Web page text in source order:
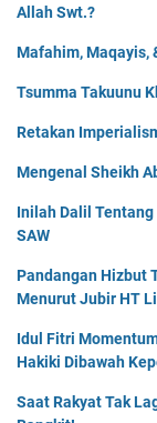
Allah Swt.?
Mafahim, Maqayis,
Tsumma Takuunu
Retakan
Mengenal Sheikh
Inilah Dalil
SAW
Pandangan Hizbut
Menurut Jubir HT
Idul Fitri
Hakiki Dibawah
Saat Rakyat Tak